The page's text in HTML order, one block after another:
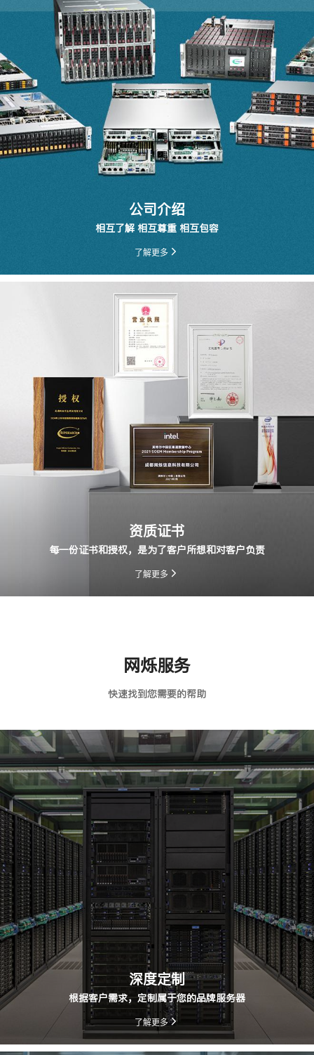
公司介绍
相互了解 相互尊重 相互包容
了解更多
资质证书
每一份证书和授权，是为了客户所想和对客户负责
了解更多
网烁服务
快速找到您需要的帮助
深度定制
根据客户需求，定制属于您的品牌服务器
了解更多